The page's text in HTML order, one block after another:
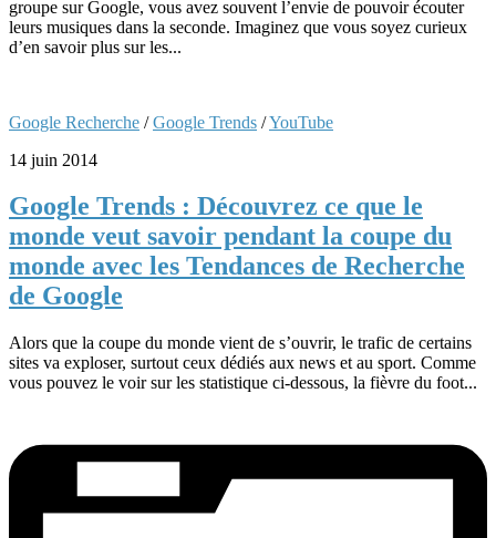
groupe sur Google, vous avez souvent l’envie de pouvoir écouter
leurs musiques dans la seconde. Imaginez que vous soyez curieux
d’en savoir plus sur les...
Google Recherche /Google Trends /YouTube
14 juin 2014
Google Trends : Découvrez ce que le
monde veut savoir pendant la coupe du
monde avec les Tendances de Recherche
de Google
Alors que la coupe du monde vient de s’ouvrir, le trafic de certains
sites va exploser, surtout ceux dédiés aux news et au sport. Comme
vous pouvez le voir sur les statistique ci-dessous, la fièvre du foot...